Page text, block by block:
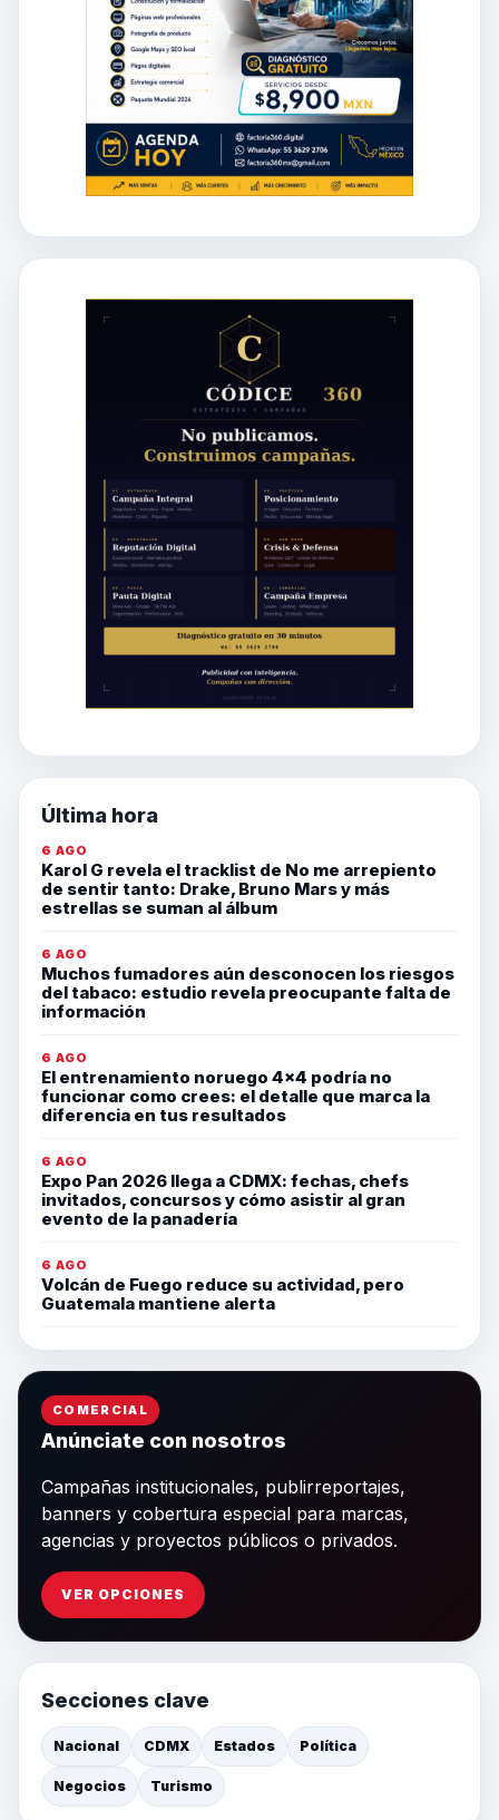
Última hora
6 AGO
Karol G revela el tracklist de No me arrepiento
de sentir tanto: Drake, Bruno Mars y más
estrellas se suman al álbum
6 AGO
Muchos fumadores aún desconocen los riesgos
del tabaco: estudio revela preocupante falta de
información
6 AGO
El entrenamiento noruego 4×4 podría no
funcionar como crees: el detalle que marca la
diferencia en tus resultados
6 AGO
Expo Pan 2026 llega a CDMX: fechas, chefs
invitados, concursos y cómo asistir al gran
evento de la panadería
6 AGO
Volcán de Fuego reduce su actividad, pero
Guatemala mantiene alerta
COMERCIAL
Anúnciate con nosotros
Campañas institucionales, publirreportajes,
banners y cobertura especial para marcas,
agencias y proyectos públicos o privados.
VER OPCIONES
Secciones clave
Nacional CDMX Estados Política
Negocios Turismo